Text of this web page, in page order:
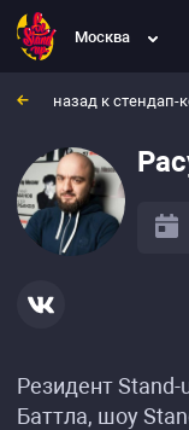
Москва
назад к стендап-
Резидент Stand-
Баттла, шоу